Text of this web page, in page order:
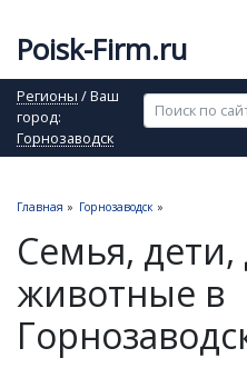
Poisk-Firm.ru
Регионы / Ваш
город:
Горнозаводск
Главная » Горнозаводск »
Семья,
животные в